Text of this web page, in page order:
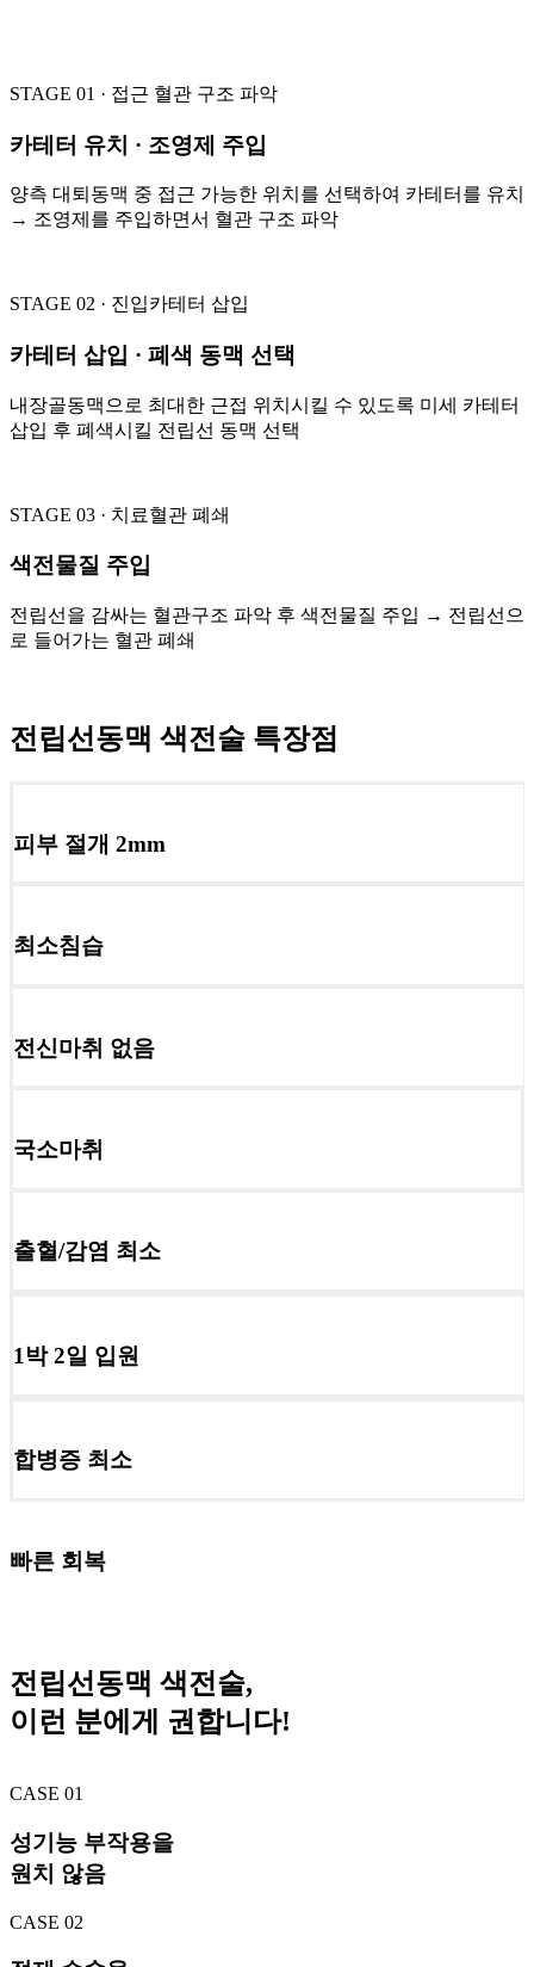
STAGE 01 · 접근 혈관 구조 파악
카테터 유치 · 조영제 주입
양측 대퇴동맥 중 접근 가능한 위치를 선택하여 카테터를 유치
→ 조영제를 주입하면서 혈관 구조 파악
STAGE 02 · 진입카테터 삽입
카테터 삽입 · 폐색 동맥 선택
내장골동맥으로 최대한 근접 위치시킬 수 있도록 미세 카테터
삽입 후 폐색시킬 전립선 동맥 선택
STAGE 03 · 치료혈관 폐쇄
색전물질 주입
전립선을 감싸는 혈관구조 파악 후 색전물질 주입 → 전립선으
로 들어가는 혈관 폐쇄
전립선동맥 색전술 특장점
피부 절개 2mm
최소침습
전신마취 없음
국소마취
출혈/감염 최소
1박 2일 입원
합병증 최소
빠른 회복
전립선동맥 색전술,
이런 분에게 권합니다!
CASE 01
성기능 부작용을
원치 않음
CASE 02